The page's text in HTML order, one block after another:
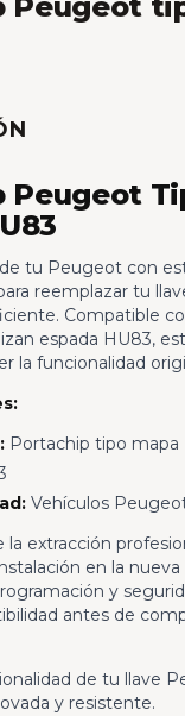
Peugeot
tu Peugeot con
reemplazar tu
Compatible
espada HU83,
la funcionalidad
Portachip tipo mapa
Vehículos
la extracción
en la nueva
y
antes de
de tu llave
y resistente.